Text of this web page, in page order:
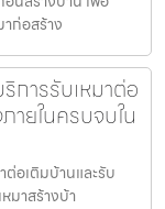
ก่อสร้าง
การรับเหมาต่อ
ายในครบจบใน
ต่อเติมบ้านและรับ
มาสร้างบ้า